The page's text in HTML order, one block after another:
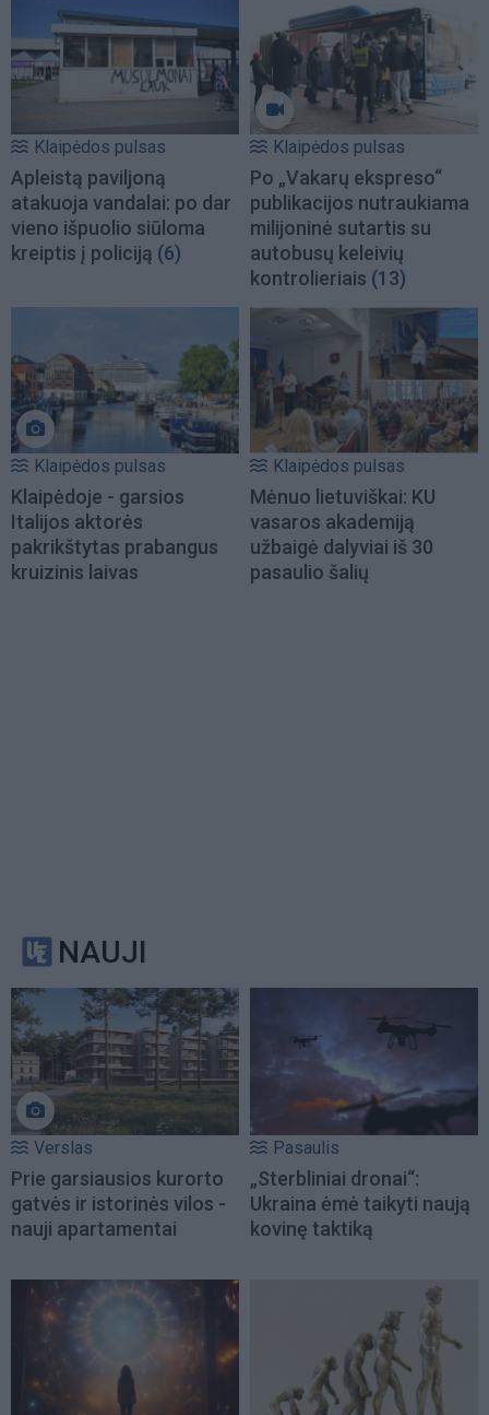
Klaipėdos pulsas
Apleistą paviljoną
atakuoja vandalai: po dar
vieno išpuolio siūloma
kreiptis į policiją (6)
Klaipėdos pulsas
Po „Vakarų ekspreso“
publikacijos nutraukiama
milijoninė sutartis su
autobusų keleivių
kontrolieriais (13)
Klaipėdos pulsas
Klaipėdoje - garsios
Italijos aktorės
pakrikštytas prabangus
kruizinis laivas
Klaipėdos pulsas
Mėnuo lietuviškai: KU
vasaros akademiją
užbaigė dalyviai iš 30
pasaulio šalių
NAUJI
Verslas
Prie garsiausios kurorto
gatvės ir istorinės vilos -
nauji apartamentai
Pasaulis
„Sterbliniai dronai“:
Ukraina ėmė taikyti naują
kovinę taktiką